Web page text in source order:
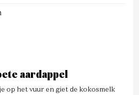
aardappel
op het vuur en giet de kokosmelk